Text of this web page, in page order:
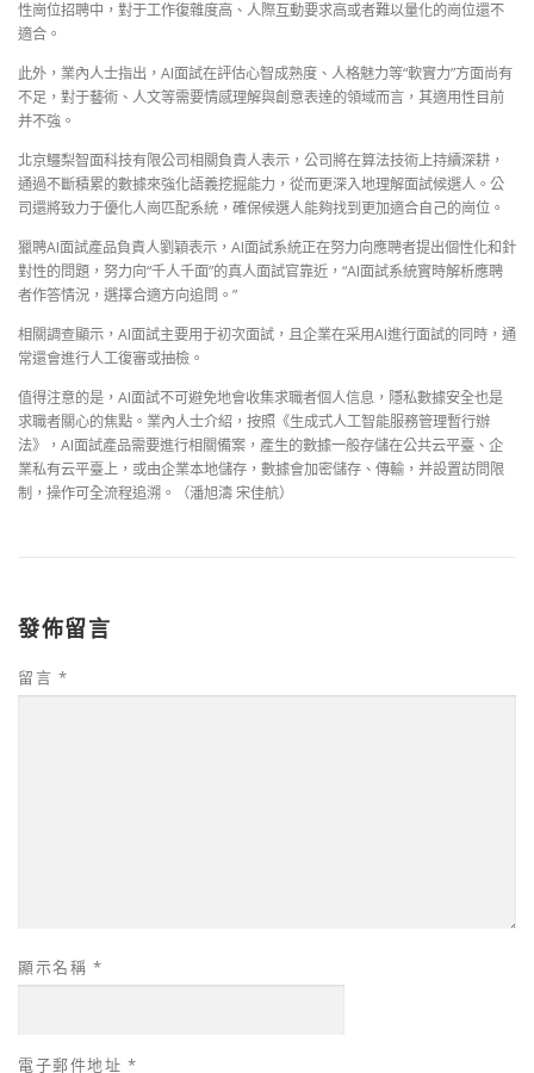
性崗位招聘中，對于工作復雜度高、人際互動要求高或者難以量化的崗位還不
適合。
此外，業內人士指出，AI面試在評估心智成熟度、人格魅力等“軟實力”方面尚有
不足，對于藝術、人文等需要情感理解與創意表達的領域而言，其適用性目前
并不強。
北京鱷梨智面科技有限公司相關負責人表示，公司將在算法技術上持續深耕，
通過不斷積累的數據來強化語義挖掘能力，從而更深入地理解面試候選人。公
司還將致力于優化人崗匹配系統，確保候選人能夠找到更加適合自己的崗位。
獵聘AI面試產品負責人劉穎表示，AI面試系統正在努力向應聘者提出個性化和針
對性的問題，努力向“千人千面”的真人面試官靠近，“AI面試系統實時解析應聘
者作答情況，選擇合適方向追問。”
相關調查顯示，AI面試主要用于初次面試，且企業在采用AI進行面試的同時，通
常還會進行人工復審或抽檢。
值得注意的是，AI面試不可避免地會收集求職者個人信息，隱私數據安全也是
求職者關心的焦點。業內人士介紹，按照《生成式人工智能服務管理暫行辦
法》，AI面試產品需要進行相關備案，產生的數據一般存儲在公共云平臺、企
業私有云平臺上，或由企業本地儲存，數據會加密儲存、傳輸，并設置訪問限
制，操作可全流程追溯。（潘旭濤 宋佳航）
發佈留言
留言 *
顯示名稱 *
電子郵件地址 *